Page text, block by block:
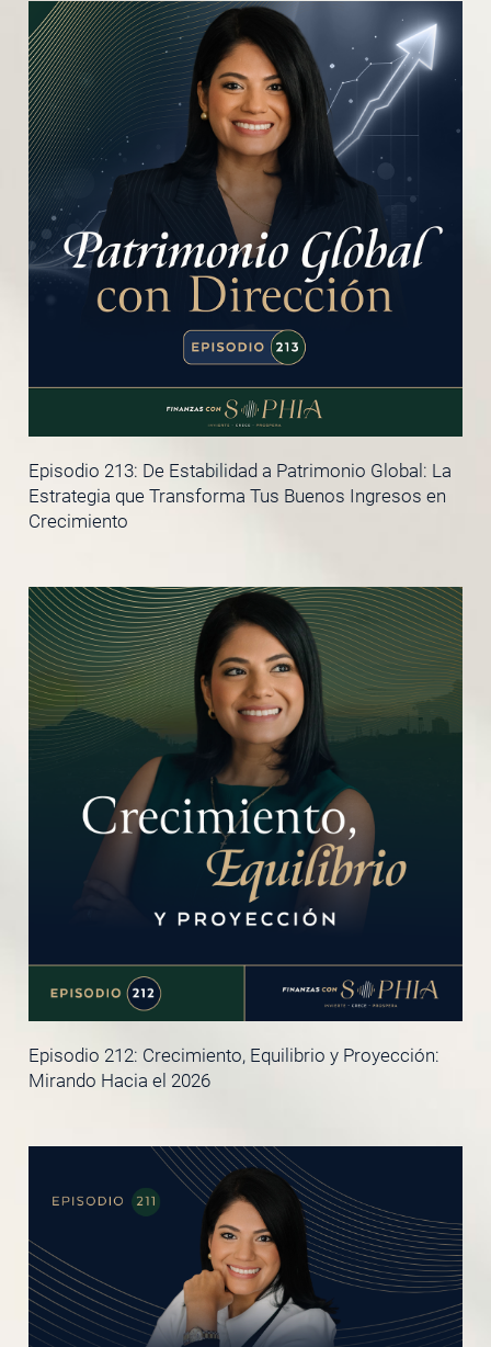
Episodio 213: De Estabilidad a Patrimonio Global: La
Estrategia que Transforma Tus Buenos Ingresos en
Crecimiento
Episodio 212: Crecimiento, Equilibrio y Proyección:
Mirando Hacia el 2026